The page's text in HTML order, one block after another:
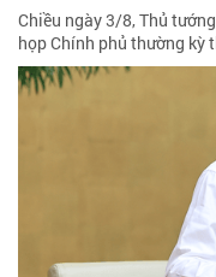
Chiều ngày 3/8, Thủ
họp Chính phủ thường kỳ